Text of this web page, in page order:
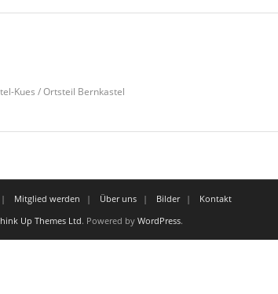
Kues / Ortsteil Bernkastel
Mitglied werden Über uns Bilder
Kontakt
Up Themes Ltd. Powered by WordPress.